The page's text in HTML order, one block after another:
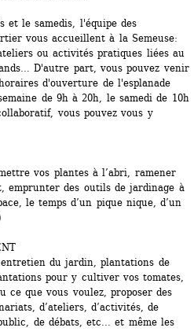
et le samedis, l'équipe des
vous accueillent à la Semeuse:
ou activités pratiques liées au
D'autre part, vous pouvez venir
d'ouverture de l'esplanade
de 9h à 20h, le samedi de 10h
vous pouvez vous y
vos plantes à l’abri, ramener
emprunter des outils de jardinage à
le temps d’un pique nique, d’un
du jardin, plantations de
pour y cultiver vos tomates,
ce que vous voulez, proposer des
d’ateliers, d’activités, de
de débats, etc... et même les